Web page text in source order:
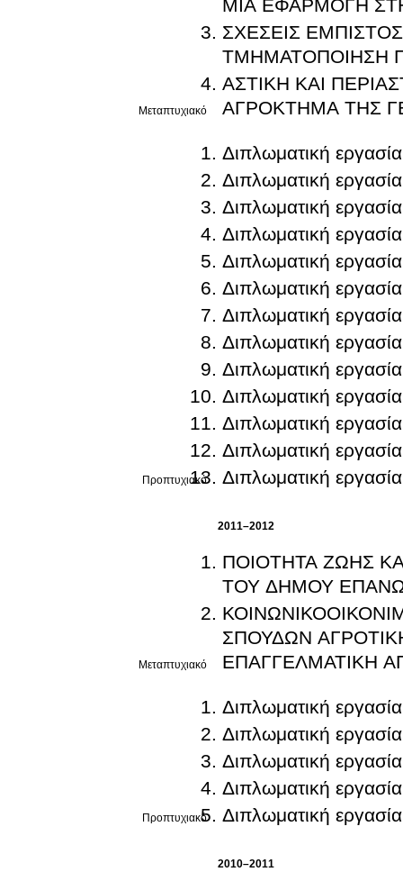
Μεταπτυχιακό
ΜΙΑ ΕΦΑΡΜΟΓΗ
ΣΧΕΣΕΙΣ
ΤΜΗΜΑΤΟΠΟΙΗΣΗ
ΑΣΤΙΚΗ ΚΑΙ
ΑΓΡΟΚΤΗΜΑ ΤΗΣ
Προπτυχιακό
Διπλωματική εργασία
Διπλωματική εργασία
Διπλωματική εργασία
Διπλωματική εργασία
Διπλωματική εργασία
Διπλωματική εργασία
Διπλωματική εργασία
Διπλωματική εργασία
Διπλωματική εργασία
Διπλωματική εργασία
Διπλωματική εργασία
Διπλωματική εργασία
Διπλωματική εργασία
2011–2012
Μεταπτυχιακό
ΠΟΙΟΤΗΤΑ ΖΩΗΣ
ΤΟΥ ΔΗΜΟΥ
ΣΠΟΥΔΩΝ
ΕΠΑΓΓΕΛΜΑΤΙΚΗ
Προπτυχιακό
Διπλωματική εργασία
Διπλωματική εργασία
Διπλωματική εργασία
Διπλωματική εργασία
Διπλωματική εργασία
2010–2011